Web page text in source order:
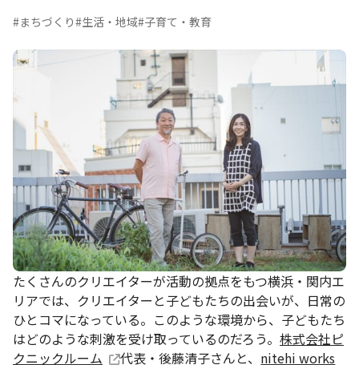
#まちづくり#生活・地域#子育て・教育
たくさんのクリエイターが活動の拠点をもつ横浜・関内エ
リアでは、クリエイターと子どもたちの出会いが、日常の
ひとコマになっている。このような環境から、子どもたち
はどのような刺激を受け取っているのだろう。 株式会社ピ
クニックルーム
代表・後藤清子さんと、 nitehi works